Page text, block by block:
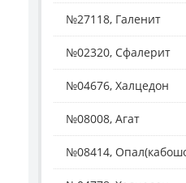
№27118, Галенит
№02320, Сфалерит
№04676, Халцедон
№08008, Агат
№08414,